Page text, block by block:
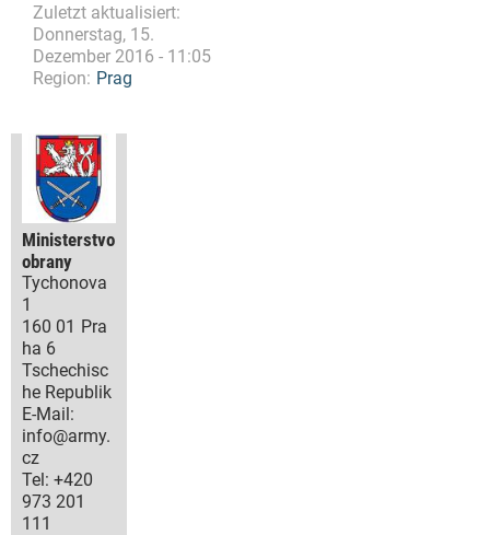
Zuletzt aktualisiert:
Donnerstag, 15.
Dezember 2016 - 11:05
Region: Prag
Ministerstvo
obrany
Tychonova
1
160 01 Pra
ha 6
Tschechisc
he Republik
E-Mail:
info@army.
cz
Tel: +420
973 201
111